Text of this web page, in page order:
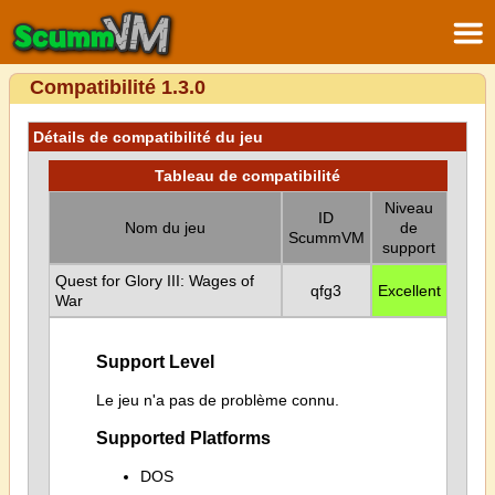
Compatibilité 1.3.0
Détails de compatibilité du jeu
Tableau de compatibilité
Nom du jeu
ID
ScummVM
Niveau
de
support
Quest for Glory III: Wages of
War
qfg3 Excellent
Support Level
Le jeu n'a pas de problème connu.
Supported Platforms
DOS